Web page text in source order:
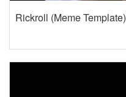
Rickroll (Meme Template)